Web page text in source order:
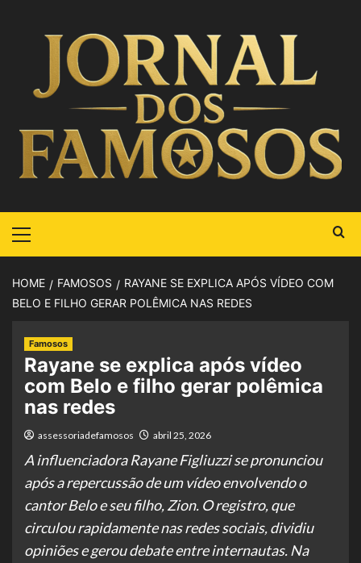
HOME FAMOSOS
RAYANE SE EXPLICA APÓS VÍDEO COM
BELO E FILHO GERAR POLÊMICA NAS REDES
Famosos
Rayane se explica após vídeo
com Belo e filho gerar polêmica
nas redes
assessoriadefamosos abril 25, 2026
A influenciadora Rayane Figliuzzi se pronunciou
após a repercussão de um vídeo envolvendo o
cantor Belo e seu filho, Zion. O registro, que
circulou rapidamente nas redes sociais, dividiu
opiniões e gerou debate entre internautas. Na